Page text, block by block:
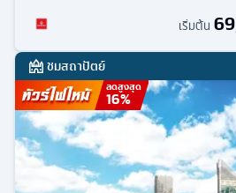
เริ่มต้น
ชมสถาปัตย์
ลดสูงสุด
16%